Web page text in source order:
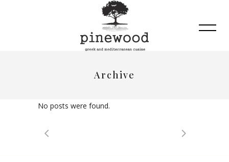
Archive
No posts were found.